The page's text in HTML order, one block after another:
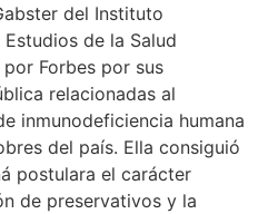
del Instituto
de la Salud
Forbes por sus
relacionadas al
inmunodeficiencia humana
del país. Ella consiguió
postulara el carácter
de preservativos y la